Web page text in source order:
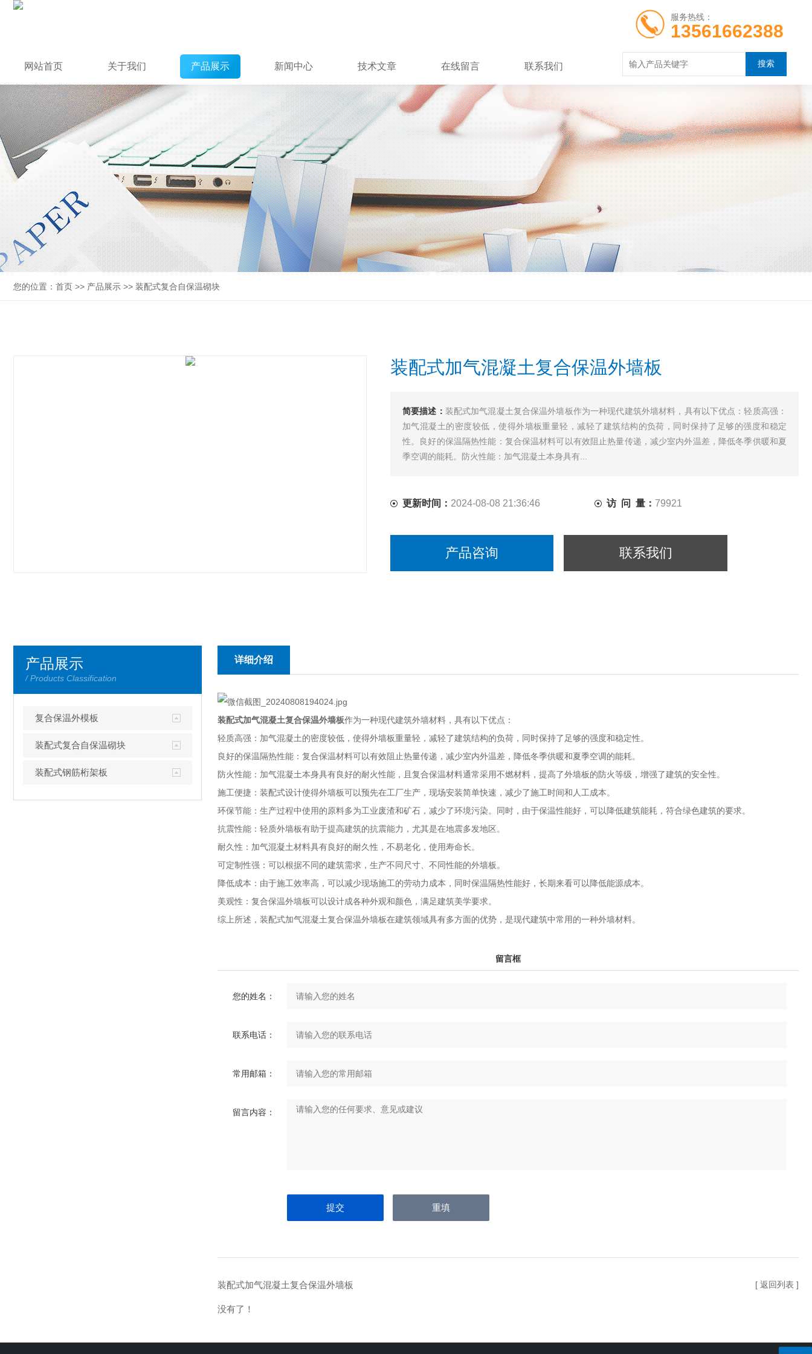
服务热线：
13561662388
网站首页 关于我们 产品展示 新闻中心 技术文章 在线留言 联系我们
您的位置： 首页 >> 产品展示 >> 装配式复合自保温砌块
装配式加气混凝土复合保温外墙板
简要描述： 装配式加气混凝土复合保温外墙板作为一种现代建筑外墙材料，具有以下优点：轻质高强：
加气混凝土的密度较低，使得外墙板重量轻，减轻了建筑结构的负荷，同时保持了足够的强度和稳定
性。良好的保温隔热性能：复合保温材料可以有效阻止热量传递，减少室内外温差，降低冬季供暖和夏
季空调的能耗。防火性能：加气混凝土本身具有...
更新时间： 2024-08-08 21:36:46 访 问 量： 79921
产品咨询 联系我们
产品展示
/ Products Classification
复合保温外模板
装配式复合自保温砌块
装配式钢筋桁架板
详细介绍
装配式加气混凝土复合保温外墙板作为一种现代建筑外墙材料，具有以下优点：
轻质高强：加气混凝土的密度较低，使得外墙板重量轻，减轻了建筑结构的负荷，同时保持了足够的强度和稳定性。
良好的保温隔热性能：复合保温材料可以有效阻止热量传递，减少室内外温差，降低冬季供暖和夏季空调的能耗。
防火性能：加气混凝土本身具有良好的耐火性能，且复合保温材料通常采用不燃材料，提高了外墙板的防火等级，增强了建筑的安全性。
施工便捷：装配式设计使得外墙板可以预先在工厂生产，现场安装简单快速，减少了施工时间和人工成本。
环保节能：生产过程中使用的原料多为工业废渣和矿石，减少了环境污染。同时，由于保温性能好，可以降低建筑能耗，符合绿色建筑的要求。
抗震性能：轻质外墙板有助于提高建筑的抗震能力，尤其是在地震多发地区。
耐久性：加气混凝土材料具有良好的耐久性，不易老化，使用寿命长。
可定制性强：可以根据不同的建筑需求，生产不同尺寸、不同性能的外墙板。
降低成本：由于施工效率高，可以减少现场施工的劳动力成本，同时保温隔热性能好，长期来看可以降低能源成本。
美观性：复合保温外墙板可以设计成各种外观和颜色，满足建筑美学要求。
综上所述， 装配式加气混凝土复合保温外墙板在建筑领域具有多方面的优势，是现代建筑中常用的一种外墙材料。
留言框
您的姓名：
联系电话：
常用邮箱：
留言内容：
装配式加气混凝土复合保温外墙板
没有了！
[ 返回列表 ]